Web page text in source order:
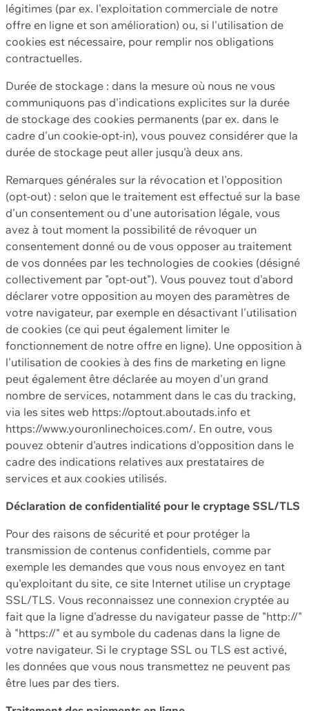
légitimes (par ex. l'exploitation commerciale de notre
offre en ligne et son amélioration) ou, si l'utilisation de
cookies est nécessaire, pour remplir nos obligations
contractuelles.
Durée de stockage : dans la mesure où nous ne vous
communiquons pas d'indications explicites sur la durée
de stockage des cookies permanents (par ex. dans le
cadre d'un cookie-opt-in), vous pouvez considérer que la
durée de stockage peut aller jusqu'à deux ans.
Remarques générales sur la révocation et l'opposition
(opt-out) : selon que le traitement est effectué sur la base
d'un consentement ou d'une autorisation légale, vous
avez à tout moment la possibilité de révoquer un
consentement donné ou de vous opposer au traitement
de vos données par les technologies de cookies (désigné
collectivement par "opt-out"). Vous pouvez tout d'abord
déclarer votre opposition au moyen des paramètres de
votre navigateur, par exemple en désactivant l'utilisation
de cookies (ce qui peut également limiter le
fonctionnement de notre offre en ligne). Une opposition à
l'utilisation de cookies à des fins de marketing en ligne
peut également être déclarée au moyen d'un grand
nombre de services, notamment dans le cas du tracking,
via les sites web https://optout.aboutads.info et
https://www.youronlinechoices.com/. En outre, vous
pouvez obtenir d'autres indications d'opposition dans le
cadre des indications relatives aux prestataires de
services et aux cookies utilisés.
Déclaration de confidentialité pour le cryptage SSL/TLS
Pour des raisons de sécurité et pour protéger la
transmission de contenus confidentiels, comme par
exemple les demandes que vous nous envoyez en tant
qu'exploitant du site, ce site Internet utilise un cryptage
SSL/TLS. Vous reconnaissez une connexion cryptée au
fait que la ligne d'adresse du navigateur passe de "http://"
à "https://" et au symbole du cadenas dans la ligne de
votre navigateur. Si le cryptage SSL ou TLS est activé,
les données que vous nous transmettez ne peuvent pas
être lues par des tiers.